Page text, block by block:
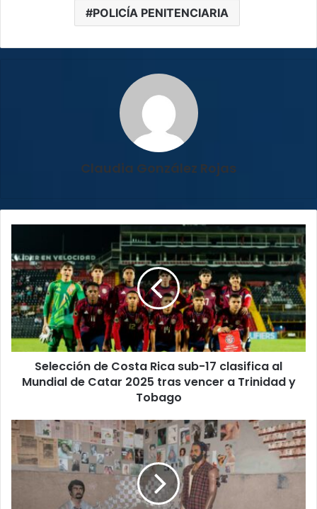
POLICÍA PENITENCIARIA
Claudia González Rojas
Costa
Rica
sub-
17
clasifica
al
Mundial
Catar
vencer
a
Trinidad
y
Selección de Costa Rica sub-17 clasifica al
Mundial de Catar 2025 tras vencer a Trinidad y
Tobago
Museo
Penitenciario
celebra
su